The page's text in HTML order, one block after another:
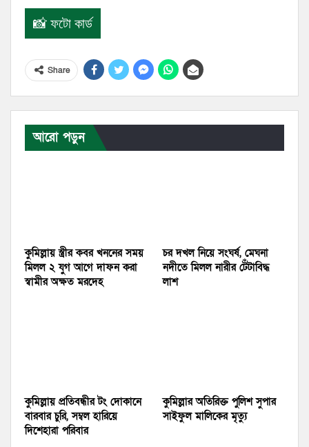
📸 ফটো কার্ড
Share
আরো পড়ুন
কুমিল্লায় স্ত্রীর কবর খননের সময়
মিলল ২ যুগ আগে দাফন করা
স্বামীর অক্ষত মরদেহ
চর দখল নিয়ে সংঘর্ষ, মেঘনা
নদীতে মিলল নারীর টেঁটাবিদ্ধ
লাশ
কুমিল্লায় প্রতিবন্ধীর টং দোকানে
বারবার চুরি, সম্বল হারিয়ে
দিশেহারা পরিবার
কুমিল্লার অতিরিক্ত পুলিশ সুপার
সাইফুল মালিকের মৃত্যু